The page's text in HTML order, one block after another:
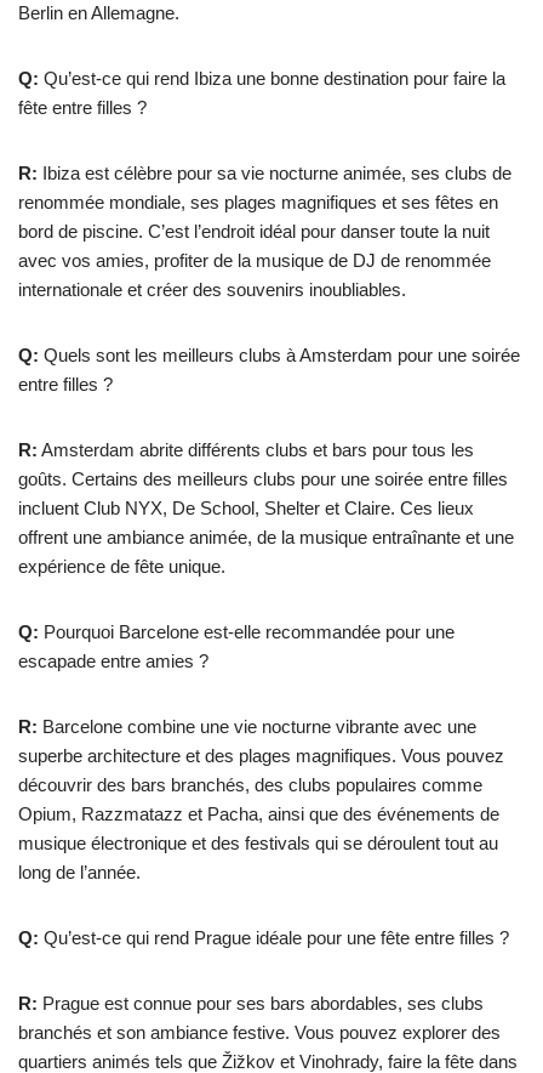
Berlin en Allemagne.
Q: Qu’est-ce qui rend Ibiza une bonne destination pour faire la
fête entre filles ?
R: Ibiza est célèbre pour sa vie nocturne animée, ses clubs de
renommée mondiale, ses plages magnifiques et ses fêtes en
bord de piscine. C’est l’endroit idéal pour danser toute la nuit
avec vos amies, profiter de la musique de DJ de renommée
internationale et créer des souvenirs inoubliables.
Q: Quels sont les meilleurs clubs à Amsterdam pour une soirée
entre filles ?
R: Amsterdam abrite différents clubs et bars pour tous les
goûts. Certains des meilleurs clubs pour une soirée entre filles
incluent Club NYX, De School, Shelter et Claire. Ces lieux
offrent une ambiance animée, de la musique entraînante et une
expérience de fête unique.
Q: Pourquoi Barcelone est-elle recommandée pour une
escapade entre amies ?
R: Barcelone combine une vie nocturne vibrante avec une
superbe architecture et des plages magnifiques. Vous pouvez
découvrir des bars branchés, des clubs populaires comme
Opium, Razzmatazz et Pacha, ainsi que des événements de
musique électronique et des festivals qui se déroulent tout au
long de l’année.
Q: Qu’est-ce qui rend Prague idéale pour une fête entre filles ?
R: Prague est connue pour ses bars abordables, ses clubs
branchés et son ambiance festive. Vous pouvez explorer des
quartiers animés tels que Žižkov et Vinohrady, faire la fête dans